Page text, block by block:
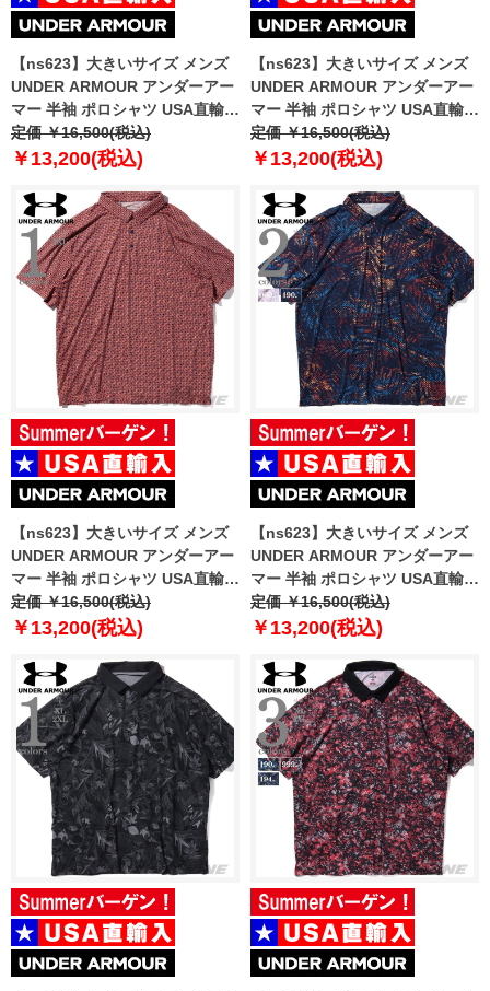
【ns623】大きいサイズ メンズ
UNDER ARMOUR アンダーアー
マー 半袖 ポロシャツ USA直輸入
um0965
定価 ￥16,500(税込)
￥13,200(税込)
【ns623】大きいサイズ メンズ
UNDER ARMOUR アンダーアー
マー 半袖 ポロシャツ USA直輸入
um0967
定価 ￥16,500(税込)
￥13,200(税込)
【ns623】大きいサイズ メンズ
UNDER ARMOUR アンダーアー
マー 半袖 ポロシャツ USA直輸入
um0968
定価 ￥16,500(税込)
￥13,200(税込)
【ns623】大きいサイズ メンズ
UNDER ARMOUR アンダーアー
マー 半袖 ポロシャツ USA直輸入
um0969
定価 ￥16,500(税込)
￥13,200(税込)